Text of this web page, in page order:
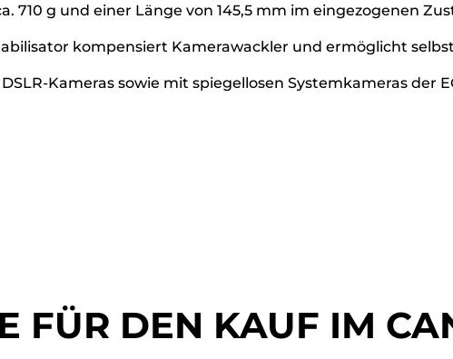
710 g und einer Länge von 145,5 mm im eingezogenen
kompensiert Kamerawackler und ermöglicht
Kameras sowie mit spiegellosen Systemkameras der
FÜR DEN KAUF IM